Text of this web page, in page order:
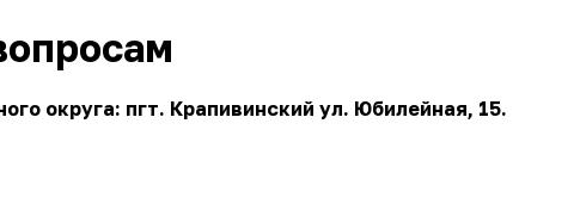
округа: пгт. Крапивинский ул. Юбилейная, 15.